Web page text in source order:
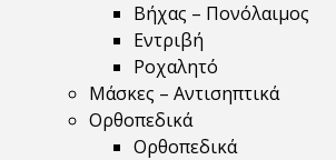
Βήχας – Πονόλαιμος
Εντριβή
Ροχαλητό
Μάσκες – Αντισηπτικά
Ορθοπεδικά
Ορθοπεδικά